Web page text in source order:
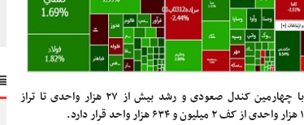
امروز شاخص کل بورس تهران با چهارمین کندل صعودی و رشد بیش از ۲۷ هزار واحدی تا تراز